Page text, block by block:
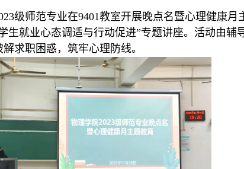
级师范专业在9401教室开展晚点名暨心理健康
生就业心态调适与行动促进”专题讲座。活动由辅
求职困惑，筑牢心理防线。